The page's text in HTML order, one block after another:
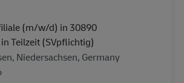
(m/w/d) in 30890
Teilzeit (SVpflichtig)
Niedersachsen, Germany